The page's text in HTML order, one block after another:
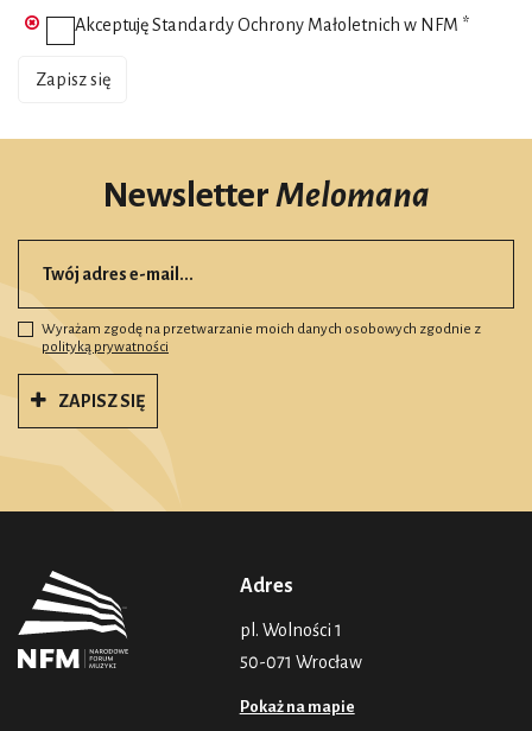
AkceptujęStandardy Ochrony Małoletnich w NFM *
Zapisz się
NewsletterMelomana
Wyrażam zgodę na przetwarzanie moich danych osobowych zgodnie z
polityką prywatności
ZAPISZ SIĘ
Adres
pl. Wolności 1
50-071 Wrocław
Pokaż na mapie